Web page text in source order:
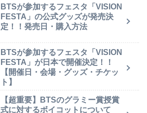
BTSが参加するフェスタ「VISION
FESTA」の公式グッズが発売決
定！！発売日・購入方法
BTSが参加するフェスタ「VISION
FESTA」が日本で開催決定！！
【開催日・会場・グッズ・チケッ
ト】
【超重要】BTSのグラミー賞授賞
式に対するボイコットについて